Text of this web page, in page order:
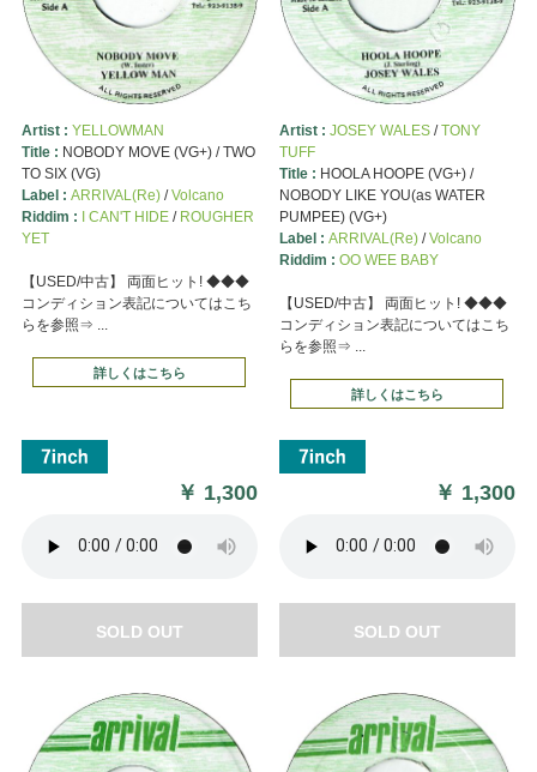
Artist : YELLOWMAN
Title : NOBODY MOVE (VG+) / TWO
TO SIX (VG)
Label : ARRIVAL(Re)/Volcano
Riddim : I CAN'T HIDE/ ROUGHER
YET
【USED/中古】 両面ヒット! ◆◆◆
コンディション表記についてはこち
らを参照⇒ ...
詳しくはこちら
￥ 1,300
SOLD OUT
Artist : JOSEY WALES/TONY
TUFF
Title : HOOLA HOOPE (VG+) /
NOBODY LIKE YOU(as WATER
PUMPEE) (VG+)
Label : ARRIVAL(Re)/Volcano
Riddim : OO WEE BABY
【USED/中古】 両面ヒット! ◆◆◆
コンディション表記についてはこち
らを参照⇒ ...
詳しくはこちら
￥ 1,300
SOLD OUT